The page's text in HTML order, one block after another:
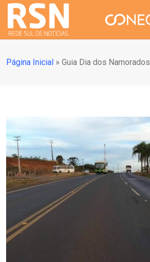
Página Inicial » Guia Dia dos Namorados